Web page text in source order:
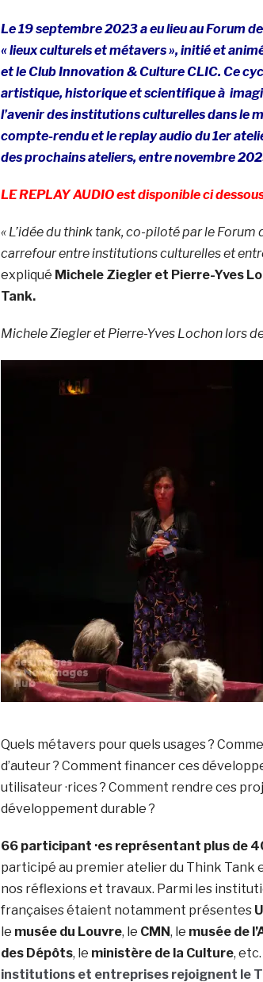
Le 19 septembre 2023 a eu lieu au Forum
« lieux culturels et métavers », initié et
et le Club Innovation & Culture CLIC. Ce
artistique, historique et scientifique à
l’avenir des institutions culturelles dans le
compte-rendu et le replay audio du 1er
des prochains ateliers, entre novembre
LE REPLAY AUDIO est disponible ci
« L’idée du think tank, co-piloté par le Forum
carrefour entre institutions culturelles et
expliqué Michele Ziegler et Pierre-Yves
Tank.
Michele Ziegler et Pierre-Yves Lochon lors
Quels métavers pour quels usages ?
d’auteur ? Comment financer ces
utilisateur ·rices ? Comment rendre ces
développement durable ?
66 participant ·es représentant plus de
participé au premier atelier du Think Tank
nos réflexions et travaux. Parmi les
françaises étaient notamment présentes
le musée du Louvre, le CMN, le musée de
des Dépôts, le ministère de la Culture,
institutions et entreprises rejoignent le